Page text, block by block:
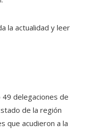
la actualidad y leer
49 delegaciones de
de la región
que acudieron a la